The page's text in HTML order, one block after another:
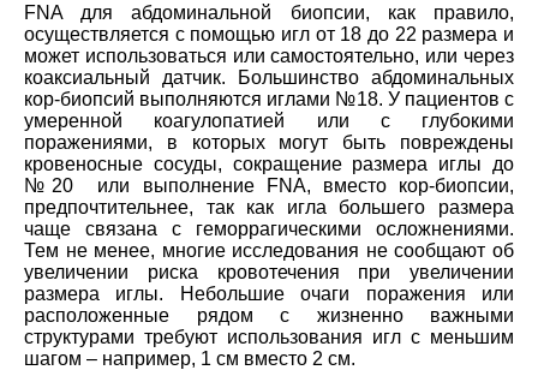
FNA для абдоминальной биопсии, как правило,
осуществляется с помощью игл от 18 до 22 размера и
может использоваться или самостоятельно, или через
коаксиальный датчик. Большинство абдоминальных
кор-биопсий выполняются иглами №18. У пациентов с
умеренной коагулопатией или с глубокими
поражениями, в которых могут быть повреждены
кровеносные сосуды, сокращение размера иглы до
№20 или выполнение FNA, вместо кор-биопсии,
предпочтительнее, так как игла большего размера
чаще связана с геморрагическими осложнениями.
Тем не менее, многие исследования не сообщают об
увеличении риска кровотечения при увеличении
размера иглы. Небольшие очаги поражения или
расположенные рядом с жизненно важными
структурами требуют использования игл с меньшим
шагом – например, 1 см вместо 2 см.